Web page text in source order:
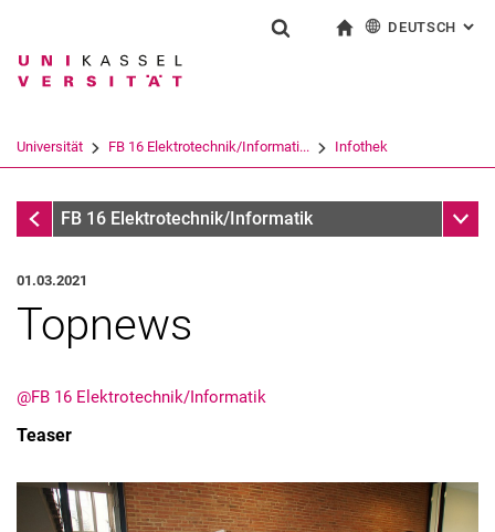
Springe direkt zu: Inhalt
Springe direkt zu: Suche
Springe direkt zu:
Suchbegriff
Suchen (öffnet externen Link in einem
DEUTSCH :
Universität FB 16 Elektrotechnik/Informati... Infothek
InfothekFB 16 Elektrotechnik/Informatik
01.03.2021
Topnews
@FB 16 Elektrotechnik/Informatik
Teaser